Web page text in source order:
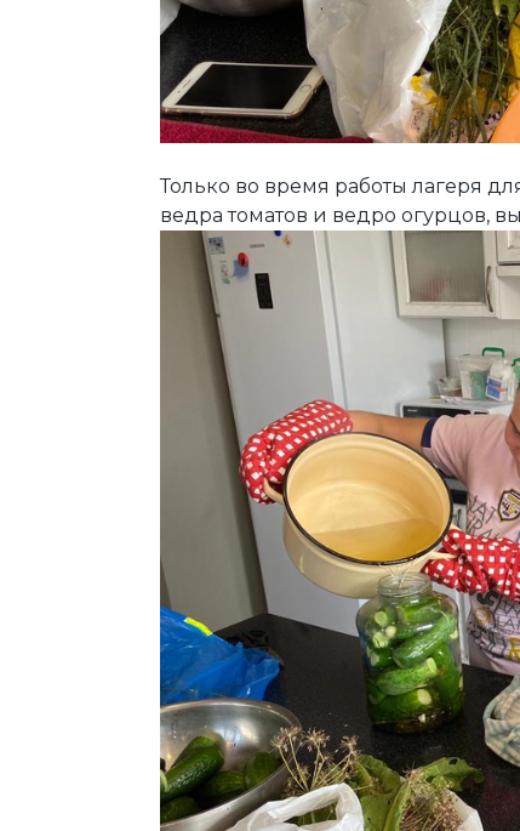
Только во время работы лагеря
ведра томатов и ведро огурцов,